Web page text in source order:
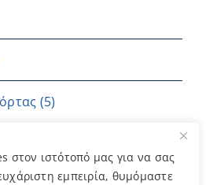
στον ιστότοπό μας για να σας
εμπειρία, θυμόμαστε
(5)